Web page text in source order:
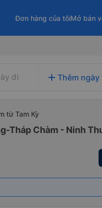
Đơn hàng của tôiMở bán
đi add Thêm ngày
từ Tam Kỳ
Tháp Chàm - Ninh